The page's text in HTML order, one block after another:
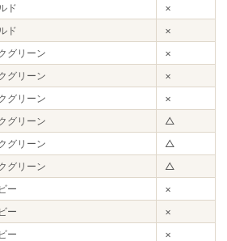
ド
×
ド
×
グリーン
×
グリーン
×
グリーン
×
グリーン
△
グリーン
△
グリーン
△
ー
×
ー
×
ー
×